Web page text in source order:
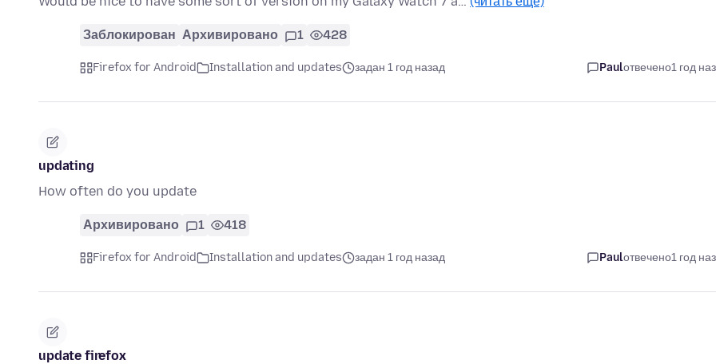
Заблокирован Архивировано 1 428
Firefox for Android Installation and updates задан 1 год назад Paulотвечено1 год
updating
How often do you update
Архивировано 1 418
Firefox for Android Installation and updates задан 1 год назад Paulотвечено1 год
update firefox